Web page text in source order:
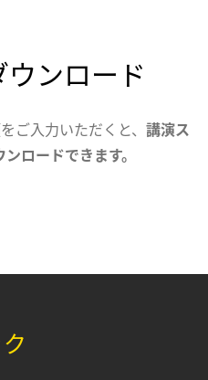
ンロード
ご入力いただくと、 講演ス
ロードできます。